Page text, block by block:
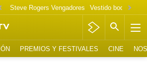
Steve Rogers Vengadores Vestido boda
PREMIOS Y FESTIVALES CINE